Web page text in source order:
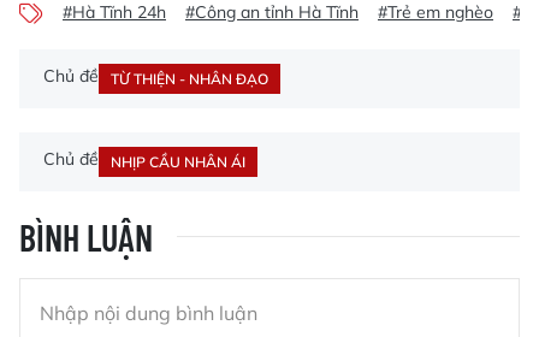
#Hà Tĩnh 24h #Công an tỉnh Hà Tĩnh #Trẻ em nghèo
Chủ đề TỪ THIỆN - NHÂN ĐẠO
Chủ đề NHỊP CẦU NHÂN ÁI
BÌNH LUẬN